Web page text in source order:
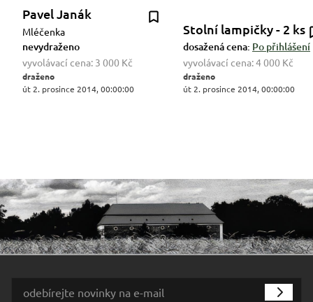
Pavel Janák
Mléčenka
nevydraženo
vyvolávací cena: 3 000 Kč
draženo
út 2. prosince 2014, 00:00:00
Stolní lampičky - 2 ks
dosažená cena: Po přihlášení
vyvolávací cena:4 000 Kč
draženo
út 2. prosince 2014, 00:00:00